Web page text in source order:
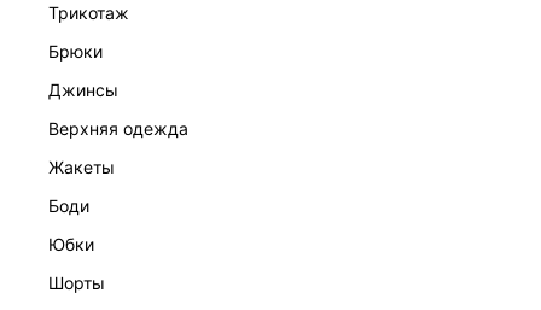
трикотаж
брюки
джинсы
верхняя одежда
жакеты
боди
юбки
шорты